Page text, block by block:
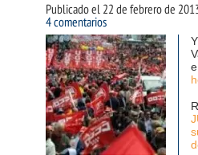
Publicado el 22 de febrero de
4 comentarios